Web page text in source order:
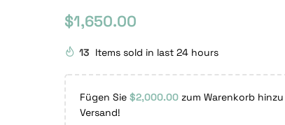
$1,650.00
13 Items sold in last 24 hours
Fügen Sie $2,000.00zum Warenkorb
Versand!